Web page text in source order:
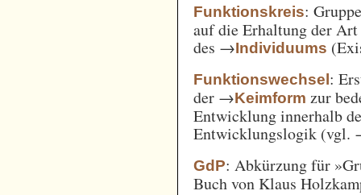
Funktionskreis:
auf die Erhaltung der
des →Individuums
Funktionswechsel:
der →Keimform zur
Entwicklung innerhalb
Entwicklungslogik
GdP: Abkürzung für
Buch von Klaus